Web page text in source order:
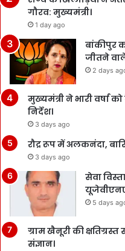
गौरव: मुख्यमंत्री।
1 day ago
बांकीपुर
जीतने
2 days
मुख्यमंत्री ने भारी वर्षा
निर्देश।
3 days ago
रौद्र रूप में अलकनंदा,
3 days ago
सेवा
5 days
ग्राम खैनूरी की
संज्ञान।